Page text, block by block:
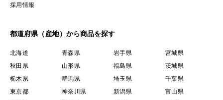
採用情報
都道府県（産地）から商品を探す
北海道 青森県 岩手県
宮城県
秋田県
山形県 福島県
茨城県
栃木県
群馬県 埼玉県
千葉県
東京都
神奈川県 新潟県
富山県